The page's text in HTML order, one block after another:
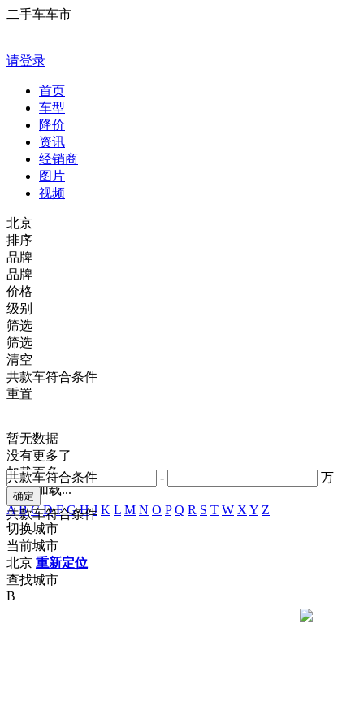
二手车车市
请登录
首页
车型
降价
资讯
经销商
图片
视频
北京
排序
品牌
品牌
价格
- 万
共款车符合条件
级别
共款车符合条件
筛选
筛选
清空
共款车符合条件
重置
暂无数据
没有更多了
加载更多
正在加载...
A B C D F G H J K L M N O P Q R S T W X Y Z
切换城市
当前城市
北京 重新定位
查找城市
B